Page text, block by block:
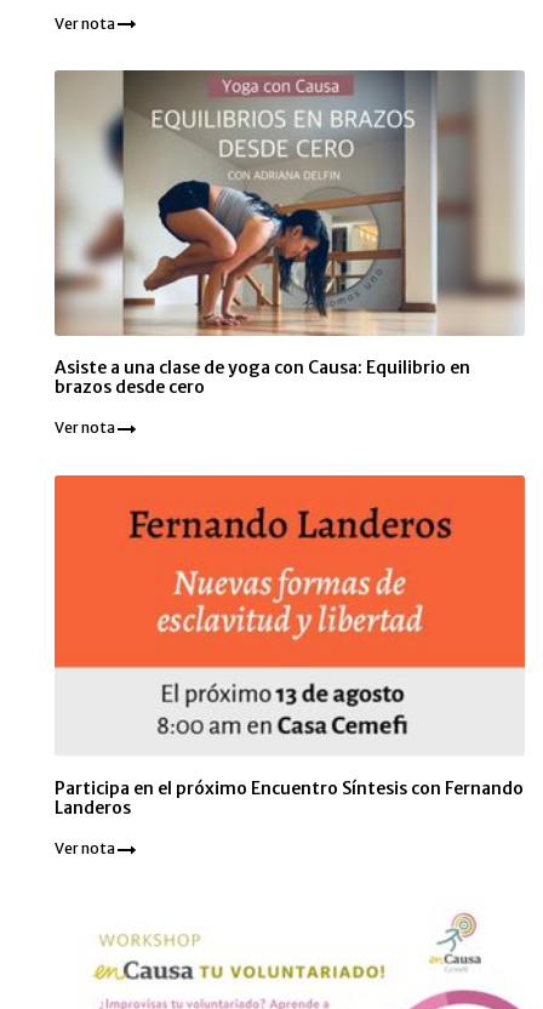
Ver nota
Asiste a una clase de yoga con Causa: Equilibrio en
brazos desde cero
Ver nota
Participa en el próximo Encuentro Síntesis con Fernando
Landeros
Ver nota